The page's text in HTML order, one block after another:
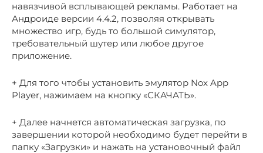
навязчивой всплывающей рекламы. Работает на
Андроиде версии 4.4.2, позволяя открывать
множество игр, будь то большой симулятор,
требовательный шутер или любое другое
приложение.
+ Для того чтобы установить эмулятор Nox App
Player, нажимаем на кнопку «СКАЧАТЬ».
+ Далее начнется автоматическая загрузка, по
завершении которой необходимо будет перейти в
папку «Загрузки» и нажать на установочный файл